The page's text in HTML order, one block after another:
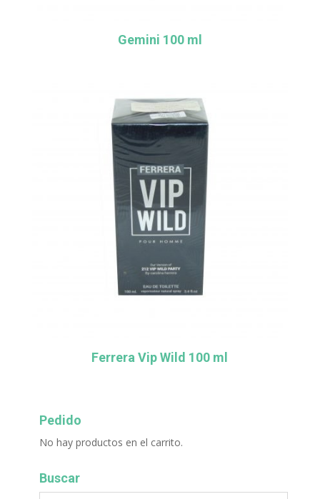
Gemini 100 ml
Ferrera Vip Wild 100 ml
Pedido
No hay productos en el carrito.
Buscar